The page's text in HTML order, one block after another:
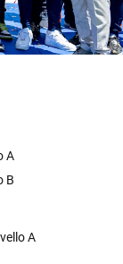
A
B
A